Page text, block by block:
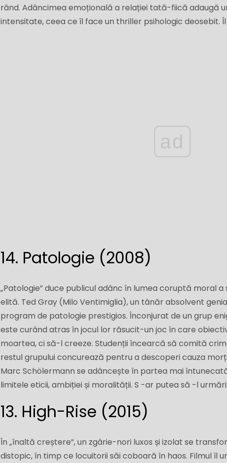
rând. Adâncimea emoțională a relației tată-fiică adaugă
intensitate, ceea ce îl face un thriller psihologic deosebit.
ad
14. Patologie (2008)
„Patologie” duce publicul adânc în lumea coruptă moral
elită. Ted Gray (Milo Ventimiglia), un tânăr absolvent
program de patologie prestigios. Înconjurat de un grup
este curând atras în jocul lor răsucit-un joc în care
moartea, ci să-l creeze. Studenții încearcă să comită
restul grupului concurează pentru a descoperi cauza
Marc Schölermann se adâncește în partea mai
limitele eticii, ambiției și moralității. S -ar putea să -l
13. High-Rise (2015)
În „înaltă creștere”, un zgârie-nori luxos și izolat se
distopic, în timp ce locuitorii săi coboară în haos. Filmul îl